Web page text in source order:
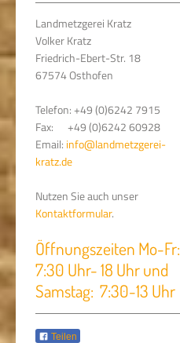
Landmetzgerei Kratz
Volker Kratz
Friedrich-Ebert-Str. 18
67574 Osthofen
Telefon: +49 (0)6242 7915
Fax: +49 (0)6242 60928
Email: info@landmetzgerei-
kratz.de
Nutzen Sie auch unser
Kontaktformular.
Öffnungszeiten Mo-Fr:
7:30 Uhr- 18 Uhr und
Samstag: 7:30-13 Uhr
Teilen